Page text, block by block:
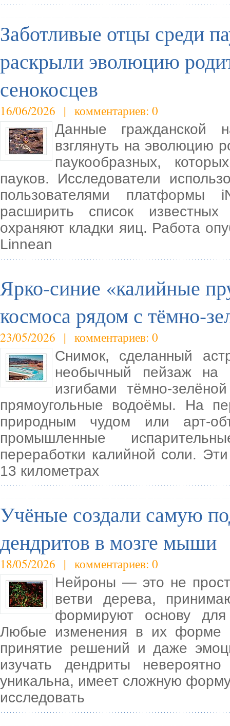
Заботливые отцы среди
раскрыли эволюцию
сенокосцев
16/06/2026 | комментариев: 0
Данные гражданской
взглянуть на эволюцию
паукообразных,
пауков. Исследователи
пользователями платформы
расширить список
охраняют кладки яиц. Работа
Linnean
Ярко-синие «калийные
космоса рядом с тёмно-
23/05/2026 | комментариев: 0
Снимок, сделанный
необычный пейзаж на
изгибами тёмно-
прямоугольные водоёмы. На
природным чудом или арт-
промышленные
переработки калийной соли.
13 километрах
Учёные создали самую
дендритов в мозге мыши
18/05/2026 | комментариев: 0
Нейроны — это не
ветви дерева,
формируют основу
Любые изменения в их форме
принятие решений и даже
изучать дендриты
уникальна, имеет сложную
исследовать